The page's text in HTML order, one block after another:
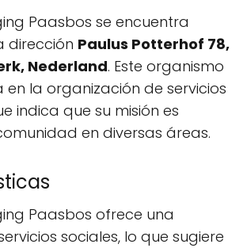
Paasbos se encuentra
dirección Paulus Potterhof 78,
Nederland. Este organismo
en la organización de servicios
indica que su misión es
en diversas áreas.
Paasbos ofrece una
sociales, lo que sugiere